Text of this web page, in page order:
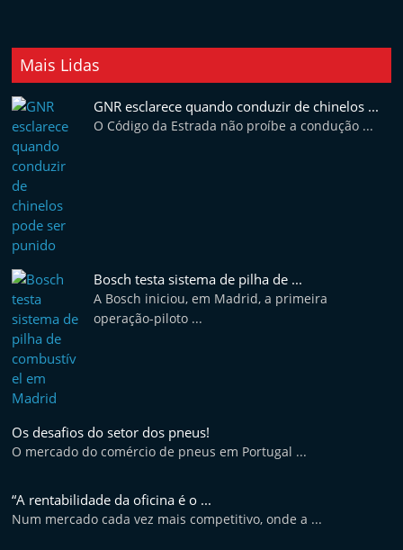
Mais Lidas
GNR esclarece quando conduzir de chinelos ...
O Código da Estrada não proíbe a condução ...
Bosch testa sistema de pilha de ...
A Bosch iniciou, em Madrid, a primeira
operação-piloto ...
Os desafios do setor dos pneus!
O mercado do comércio de pneus em Portugal ...
“A rentabilidade da oficina é o ...
Num mercado cada vez mais competitivo, onde a ...